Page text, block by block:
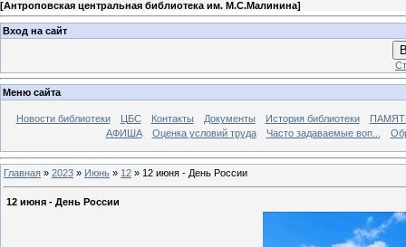
[Антроповская центральная библиотека им. М.С.Малинина]
Вход на сайт
Меню сайта
Новости библиотеки ЦБС Контакты Документы История библиотеки
АФИША
Оценка условий труда Часто задаваемые воп...
Главная » 2023 » Июнь » 12 » 12 июня - День России
12 июня - День России